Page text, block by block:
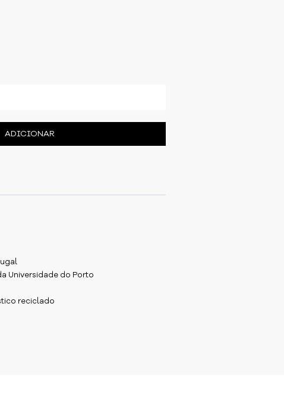
ADICIONAR
Universidade do Porto
reciclado